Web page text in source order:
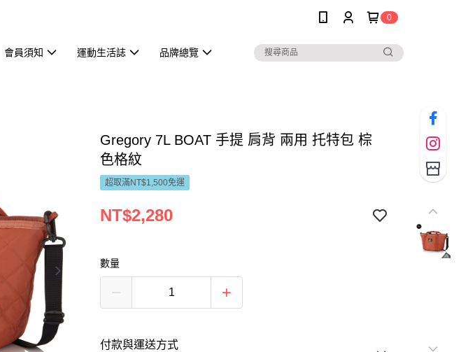
0
會員須知 運動生活誌 品牌總覽
Gregory 7L BOAT 手提 肩背 兩用 托特包 棕
色格紋
超取滿NT$1,500免運
NT$2,280
數量
付款與運送方式